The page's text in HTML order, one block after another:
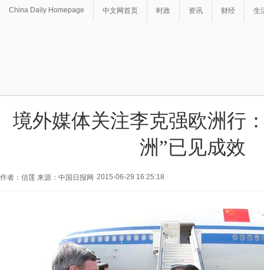
China Daily Homepage 中文网首页 时政 资讯 财经 生
境外媒体关注李克强欧洲行
洲”已见成效
作者：信莲 来源：中国日报网 2015-06-29 16:25:18